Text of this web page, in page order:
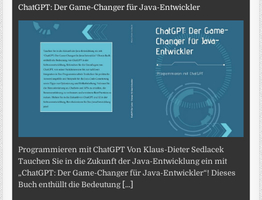
ChatGPT: Der Game-Changer für Java-Entwickler
Programmieren mit ChatGPT Von Klaus-Dieter Sedlacek
Tauchen Sie in die Zukunft der Java-Entwicklung ein mit
„ChatGPT: Der Game-Changer für Java-Entwickler“! Dieses
Buch enthüllt die Bedeutung [...]